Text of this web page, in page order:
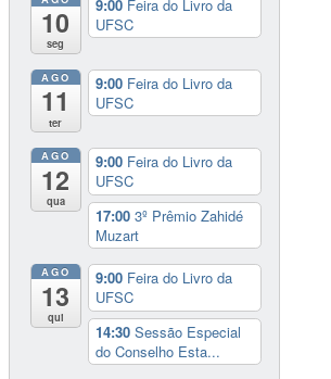
10
seg
9:00 Feira do Livro da
UFSC
AGO
11
ter
9:00 Feira do Livro da
UFSC
AGO
12
qua
9:00 Feira do Livro da
UFSC
17:00 3º Prêmio Zahidé
Muzart
AGO
13
qui
9:00 Feira do Livro da
UFSC
14:30 Sessão Especial
do Conselho Esta...